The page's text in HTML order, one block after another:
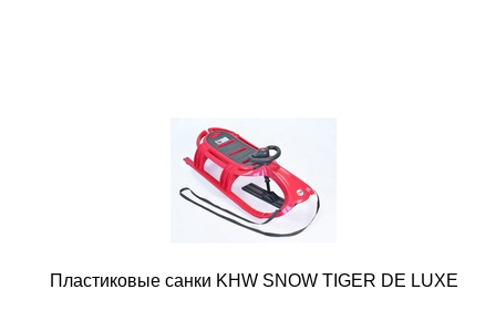
Пластиковые санки KHW SNOW TIGER DE LUXE